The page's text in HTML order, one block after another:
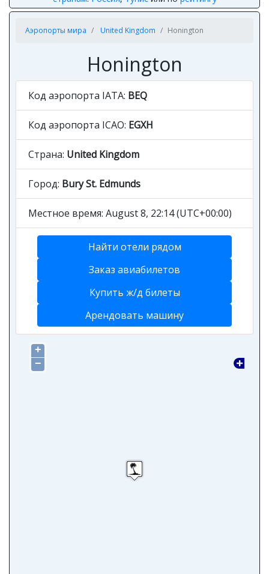
Аэропорты мира United Kingdom Honington
Honington
Код аэропорта IATA: BEQ
Код аэропорта ICAO: EGXH
Страна: United Kingdom
Город: Bury St. Edmunds
Местное время: August 8, 22:14 (UTC+00:00)
Найти отели рядом
Заказ авиабилетов
Купить ж/д билеты
Арендовать машину
+
−